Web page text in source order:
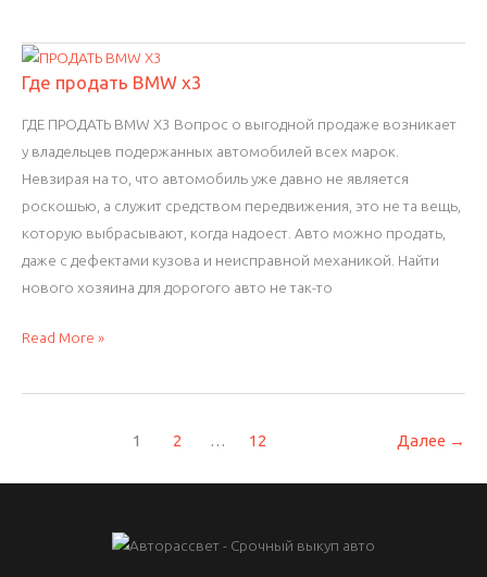
Pajero?
Где продать BMW x3
ГДЕ ПРОДАТЬ BMW X3 Вопрос о выгодной продаже возникает
у владельцев подержанных автомобилей всех марок.
Невзирая на то, что автомобиль уже давно не является
роскошью, а служит средством передвижения, это не та вещь,
которую выбрасывают, когда надоест. Авто можно продать,
даже с дефектами кузова и неисправной механикой. Найти
нового хозяина для дорогого авто не так-то
Где
BMW
Read More »
1 2 … 12 Далее →